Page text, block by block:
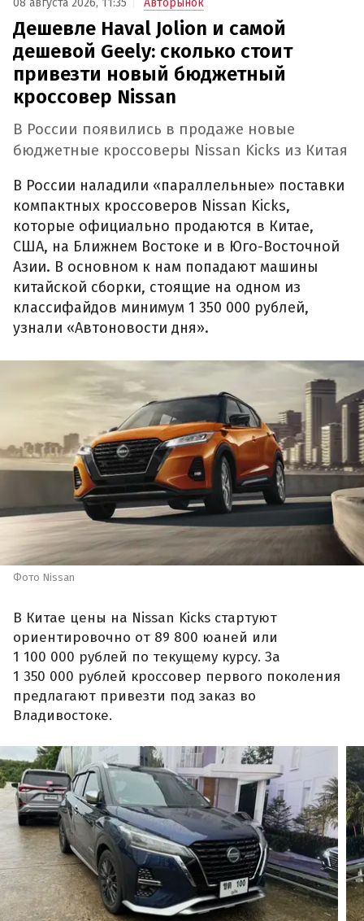
Дешевле Haval Jolion и самой
дешевой Geely: сколько стоит
привезти новый бюджетный
кроссовер Nissan
В России появились в продаже новые
бюджетные кроссоверы Nissan Kicks из Китая
В России наладили «параллельные» поставки
компактных кроссоверов Nissan Kicks,
которые официально продаются в Китае,
США, на Ближнем Востоке и в Юго-Восточной
Азии. В основном к нам попадают машины
китайской сборки, стоящие на одном из
классифайдов минимум 1 350 000 рублей,
узнали «Автоновости дня».
Фото Nissan
В Китае цены на Nissan Kicks стартуют
ориентировочно от 89 800 юаней или
1 100 000 рублей по текущему курсу. За
1 350 000 рублей кроссовер первого поколения
предлагают привезти под заказ во
Владивостоке.